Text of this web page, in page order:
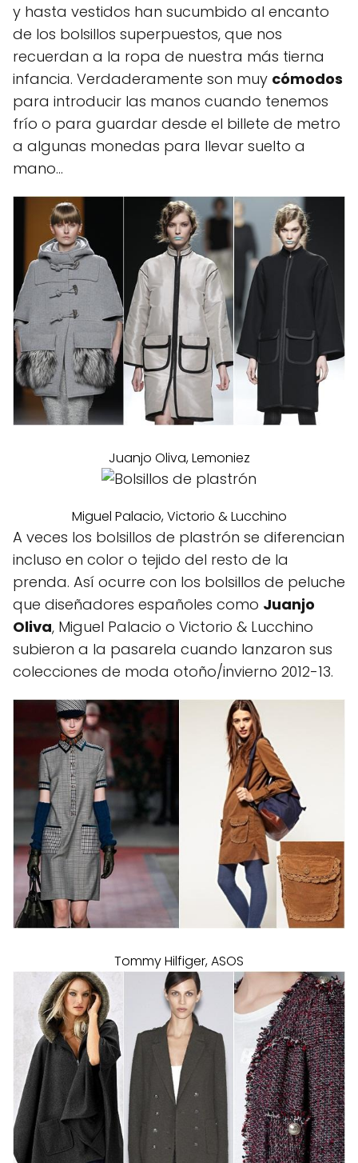
y hasta vestidos han sucumbido al encanto
de los bolsillos superpuestos, que nos
recuerdan a la ropa de nuestra más tierna
infancia. Verdaderamente son muy cómodos
para introducir las manos cuando tenemos
frío o para guardar desde el billete de metro
a algunas monedas para llevar suelto a
mano…
Juanjo Oliva, Lemoniez
Miguel Palacio, Victorio & Lucchino
A veces los bolsillos de plastrón se diferencian
incluso en color o tejido del resto de la
prenda. Así ocurre con los bolsillos de peluche
que diseñadores españoles como Juanjo
Oliva, Miguel Palacio o Victorio & Lucchino
subieron a la pasarela cuando lanzaron sus
colecciones de moda otoño/invierno 2012-13.
Tommy Hilfiger, ASOS